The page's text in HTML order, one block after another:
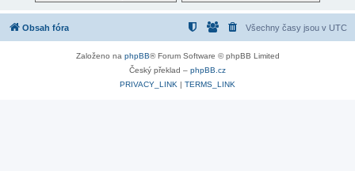
Obsah fóra Všechny časy jsou v UTC
Založeno na phpBB® Forum Software © phpBB Limited
Český překlad – phpBB.cz
PRIVACY_LINK | TERMS_LINK